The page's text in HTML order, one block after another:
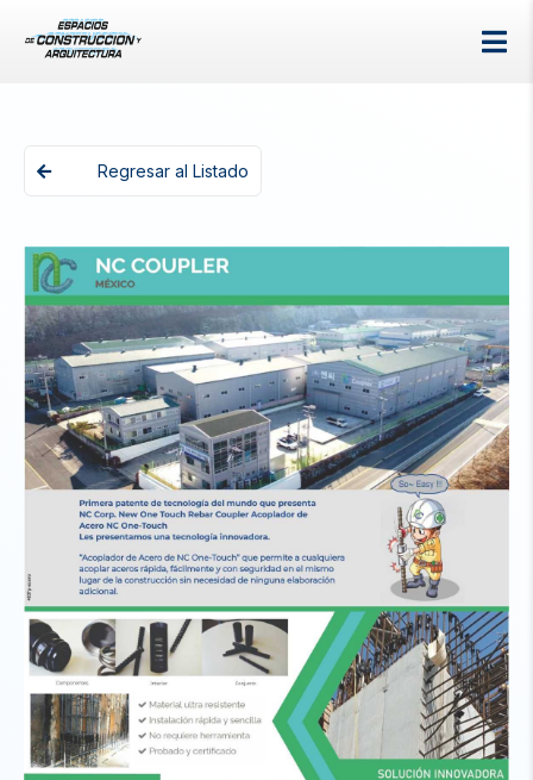
Regresar al Listado